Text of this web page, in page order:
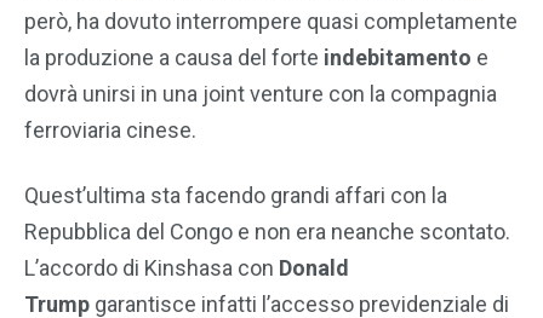
però, ha dovuto interrompere quasi completamente
la produzione a causa del forte indebitamento e
dovrà unirsi in una joint venture con la compagnia
ferroviaria cinese.
Quest’ultima sta facendo grandi affari con la
Repubblica del Congo e non era neanche scontato.
L’accordo di Kinshasa con Donald
Trump garantisce infatti l’accesso previdenziale di